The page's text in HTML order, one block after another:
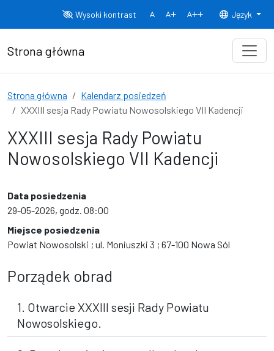
Wysoki kontrast
Normalny rozmiar czcionki
Rozmiar czcionki 150% Rozmiar
Język
Strona główna
Strona główna
Kalendarz posiedzeń
XXXIII sesja Rady Powiatu Nowosolskiego VII Kadencji
XXXIII sesja Rady Powiatu
Nowosolskiego VII Kadencji
Data posiedzenia
29-05-2026, godz. 08:00
Miejsce posiedzenia
Powiat Nowosolski ; ul. Moniuszki 3 ; 67-100 Nowa Sól
Porządek obrad
1. Otwarcie XXXIII sesji Rady Powiatu
Nowosolskiego.